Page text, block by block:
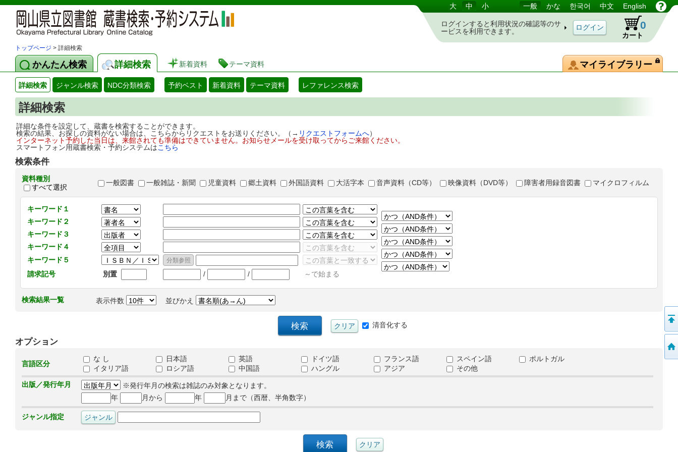
岡山県立図書館 蔵書検索・予約システム 大 中 小 一般 かな 한국어 中文 English
ログインすると利用状況の確認等のサ
ービスを利用できます。
カート
0
トップページ > 詳細検索
かんたん検索 詳細検索 新着資料 テーマ資料 マイライブラリー
詳細検索 ジャンル検索 NDC分類検索 予約ベスト 新着資料 テーマ資料 レファレンス検索
詳細検索
詳細な条件を設定して、蔵書を検索することができます。
検索の結果、お探しの資料がない場合は、こちらからリクエストをお送りください。（→ リクエストフォームへ）
インターネット予約した当日は、来館されても準備はできていません。お知らせメールを受け取ってからご来館ください。
スマートフォン用蔵書検索・予約システムはこちら
検索条件
資料種別
すべて選択
一般図書 一般雑誌・新聞 児童資料 郷土資料 外国語資料 大活字本 音声資料（CD等） 映像資料（DVD等） 障害者用録音図書 マイクロフィルム
キーワード１
キーワード２
キーワード３
キーワード４
キーワード５
請求記号
別置 / / ～で始まる
検索結果一覧 表示件数 並びかえ
清音化する
オプション
言語区分
な し 日本語 英語 ドイツ語 フランス語 スペイン語
ポルトガル
イタリア語
ロシア語 中国語 ハングル アジア
その他
出版／発行年月
※発行年月の検索は雑誌のみ対象となります。
年
月から 年 月まで（西暦、半角数字）
ジャンル指定